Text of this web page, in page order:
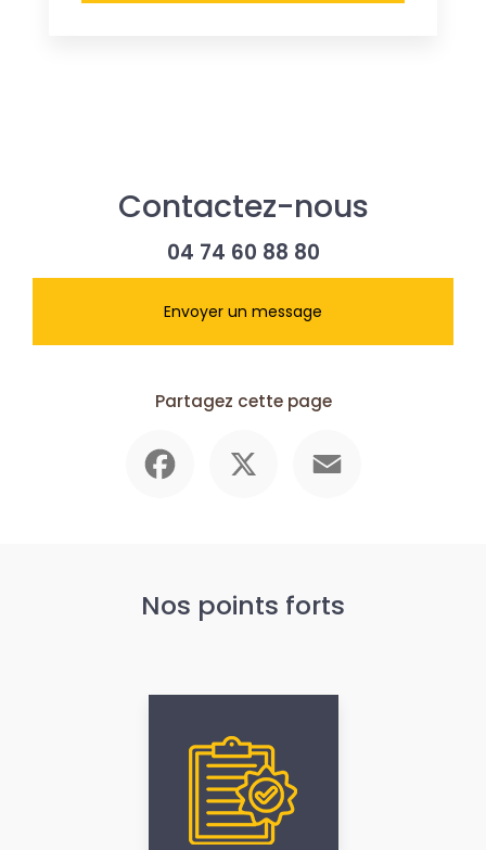
Contactez-nous
04 74 60 88 80
Envoyer un message
Partagez cette page
Nos points forts